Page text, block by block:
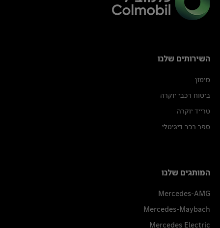
השירותים שלנו
מימון
ביטוח רכבי יוקרה
טרייד יוקרה
ספר רכב דיגיטלי
המותגים שלנו
Mercedes-AMG
Mercedes-Maybach
Mercedes Electric